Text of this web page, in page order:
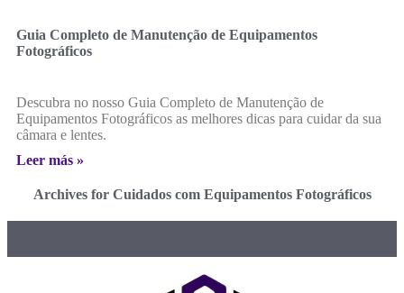
Guia Completo de Manutenção de Equipamentos
Fotográficos
Descubra no nosso Guia Completo de Manutenção de
Equipamentos Fotográficos as melhores dicas para cuidar da sua
câmara e lentes.
Leer más »
Archives for Cuidados com Equipamentos Fotográficos